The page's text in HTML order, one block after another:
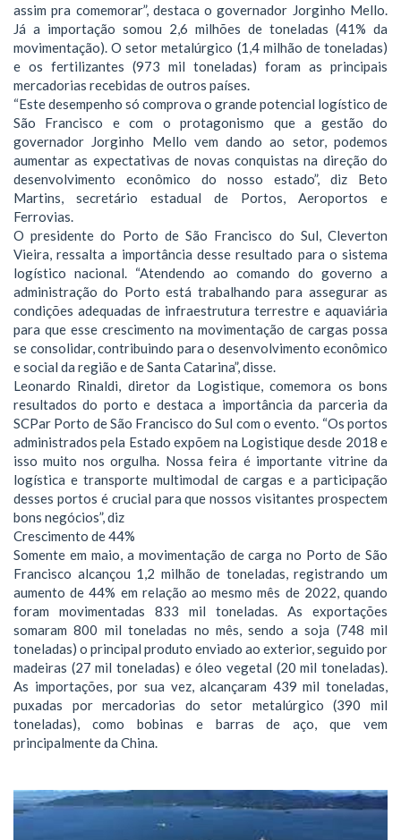
assim pra comemorar”, destaca o governador Jorginho Mello.
Já a importação somou 2,6 milhões de toneladas (41% da
movimentação). O setor metalúrgico (1,4 milhão de toneladas)
e os fertilizantes (973 mil toneladas) foram as principais
mercadorias recebidas de outros países.
“Este desempenho só comprova o grande potencial logístico de
São Francisco e com o protagonismo que a gestão do
governador Jorginho Mello vem dando ao setor, podemos
aumentar as expectativas de novas conquistas na direção do
desenvolvimento econômico do nosso estado”, diz Beto
Martins, secretário estadual de Portos, Aeroportos e
Ferrovias.
O presidente do Porto de São Francisco do Sul, Cleverton
Vieira, ressalta a importância desse resultado para o sistema
logístico nacional. “Atendendo ao comando do governo a
administração do Porto está trabalhando para assegurar as
condições adequadas de infraestrutura terrestre e aquaviária
para que esse crescimento na movimentação de cargas possa
se consolidar, contribuindo para o desenvolvimento econômico
e social da região e de Santa Catarina”, disse.
Leonardo Rinaldi, diretor da Logistique, comemora os bons
resultados do porto e destaca a importância da parceria da
SCPar Porto de São Francisco do Sul com o evento. “Os portos
administrados pela Estado expõem na Logistique desde 2018 e
isso muito nos orgulha. Nossa feira é importante vitrine da
logística e transporte multimodal de cargas e a participação
desses portos é crucial para que nossos visitantes prospectem
bons negócios”, diz
Crescimento de 44%
Somente em maio, a movimentação de carga no Porto de São
Francisco alcançou 1,2 milhão de toneladas, registrando um
aumento de 44% em relação ao mesmo mês de 2022, quando
foram movimentadas 833 mil toneladas. As exportações
somaram 800 mil toneladas no mês, sendo a soja (748 mil
toneladas) o principal produto enviado ao exterior, seguido por
madeiras (27 mil toneladas) e óleo vegetal (20 mil toneladas).
As importações, por sua vez, alcançaram 439 mil toneladas,
puxadas por mercadorias do setor metalúrgico (390 mil
toneladas), como bobinas e barras de aço, que vem
principalmente da China.